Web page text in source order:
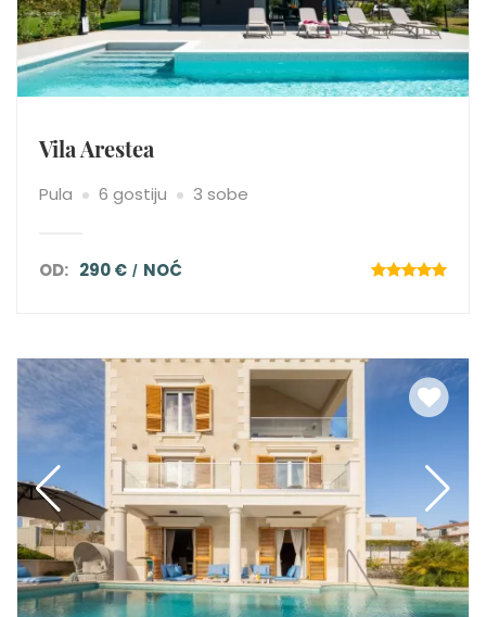
Vila Arestea
Pula 6 gostiju 3 sobe
OD: 290 € NOĆ